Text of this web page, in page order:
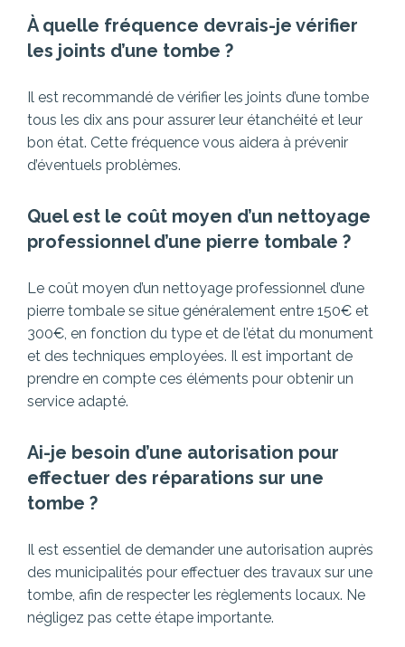
À quelle fréquence devrais-je vérifier
les joints d’une tombe ?
Il est recommandé de vérifier les joints d’une tombe
tous les dix ans pour assurer leur étanchéité et leur
bon état. Cette fréquence vous aidera à prévenir
d’éventuels problèmes.
Quel est le coût moyen d’un nettoyage
professionnel d’une pierre tombale ?
Le coût moyen d’un nettoyage professionnel d’une
pierre tombale se situe généralement entre 150€ et
300€, en fonction du type et de l’état du monument
et des techniques employées. Il est important de
prendre en compte ces éléments pour obtenir un
service adapté.
Ai-je besoin d’une autorisation pour
effectuer des réparations sur une
tombe ?
Il est essentiel de demander une autorisation auprès
des municipalités pour effectuer des travaux sur une
tombe, afin de respecter les règlements locaux. Ne
négligez pas cette étape importante.